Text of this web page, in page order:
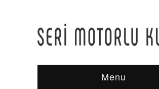
Menu